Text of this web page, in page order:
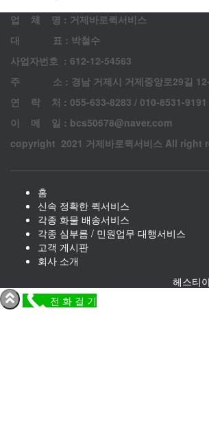
업 체 명 : 거제바로퀵서비스
대 표 : 박철수
사업자번호 : 612-12-54563
주 소 : 경남 거제시 거제중앙로29길
연 락 처 : 055-633-8283 / 010-8531-9191
이 메 일 : bcs50678@naver.com
copyright 2021 거제바로퀵서비스 All right
홈
신속 정확한 퀵서비스
각종 화물 배송서비스
각종 심부름 / 민원업무 대행서비스
고객 게시판
회사 소개
헤스티
전 화 걸 기